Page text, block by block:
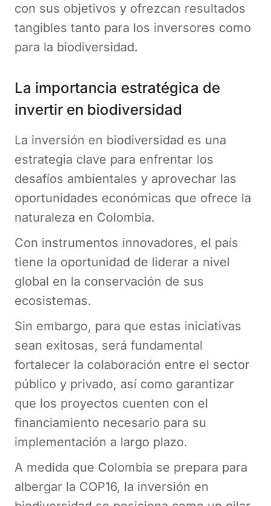
con sus objetivos y ofrezcan resultados
tangibles tanto para los inversores como
para la biodiversidad​.
La importancia estratégica de
invertir en biodiversidad
La inversión en biodiversidad es una
estrategia clave para enfrentar los
desafíos ambientales y aprovechar las
oportunidades económicas que ofrece la
naturaleza en Colombia.
Con instrumentos innovadores, el país
tiene la oportunidad de liderar a nivel
global en la conservación de sus
ecosistemas.
Sin embargo, para que estas iniciativas
sean exitosas, será fundamental
fortalecer la colaboración entre el sector
público y privado, así como garantizar
que los proyectos cuenten con el
financiamiento necesario para su
implementación a largo plazo.
A medida que Colombia se prepara para
albergar la COP16, la inversión en